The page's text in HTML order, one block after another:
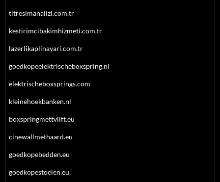
titresimanalizi.com.tr
kestirimcibakimhizmeti.com.tr
lazerlikaplinayari.com.tr
goedkopeelektrischeboxspring.nl
elektrischeboxsprings.com
kleinehoekbanken.nl
boxspringmettvlift.eu
cinewallmethaard.eu
goedkopebedden.eu
goedkopestoelen.eu